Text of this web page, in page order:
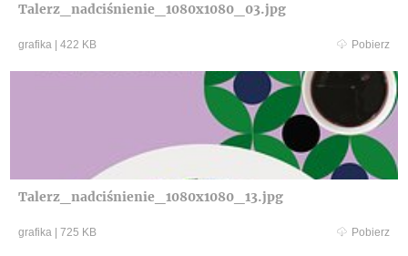
Talerz_nadciśnienie_1080x1080_03.jpg
grafika 422 KB Pobierz
Talerz_nadciśnienie_1080x1080_13.jpg
grafika 725 KB Pobierz